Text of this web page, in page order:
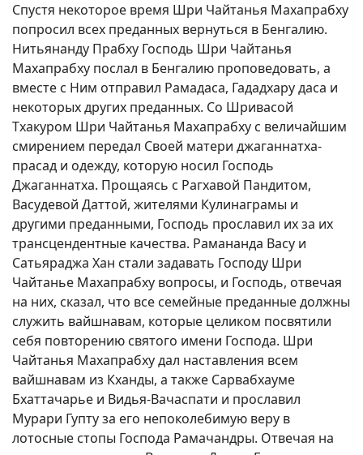
Спустя некоторое время Шри Чайтанья Махапрабху
попросил всех преданных вернуться в Бенгалию.
Нитьянанду Прабху Господь Шри Чайтанья
Махапрабху послал в Бенгалию проповедовать, а
вместе с Ним отправил Рамадаса, Гададхару даса и
некоторых других преданных. Со Шривасой
Тхакуром Шри Чайтанья Махапрабху с величайшим
смирением передал Своей матери джаганнатха-
прасад и одежду, которую носил Господь
Джаганнатха. Прощаясь с Рагхавой Пандитом,
Васудевой Даттой, жителями Кулинаграмы и
другими преданными, Господь прославил их за их
трансцендентные качества. Рамананда Васу и
Сатьяраджа Хан стали задавать Господу Шри
Чайтанье Махапрабху вопросы, и Господь, отвечая
на них, сказал, что все семейные преданные должны
служить вайшнавам, которые целиком посвятили
себя повторению святого имени Господа. Шри
Чайтанья Махапрабху дал наставления всем
вайшнавам из Кханды, а также Сарвабхауме
Бхаттачарье и Видья-Вачаспати и прославил
Мурари Гупту за его непоколебимую веру в
лотосные стопы Господа Рамачандры. Отвечая на